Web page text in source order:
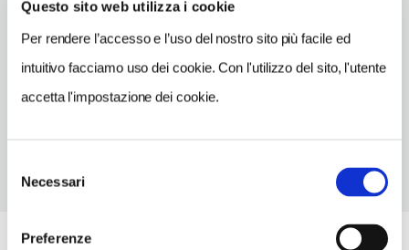
Questo sito web utilizza i cookie
Per rendere l’accesso e l’uso del nostro sito più facile ed
intuitivo facciamo uso dei cookie. Con l'utilizzo del sito, l'utente
accetta l'impostazione dei cookie.
delNecessari
Preferenze
0236580005
Isola (5)